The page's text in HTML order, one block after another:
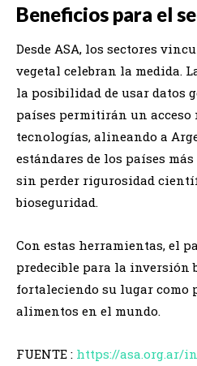
Beneficios para el
Desde ASA, los sectores
vegetal celebran la medida.
la posibilidad de usar datos
países permitirán un acceso
tecnologías, alineando a
estándares de los países
sin perder rigurosidad
bioseguridad.
Con estas herramientas, el
predecible para la inversión
fortaleciendo su lugar como
alimentos en el mundo.
FUENTE : https://asa.org.ar/